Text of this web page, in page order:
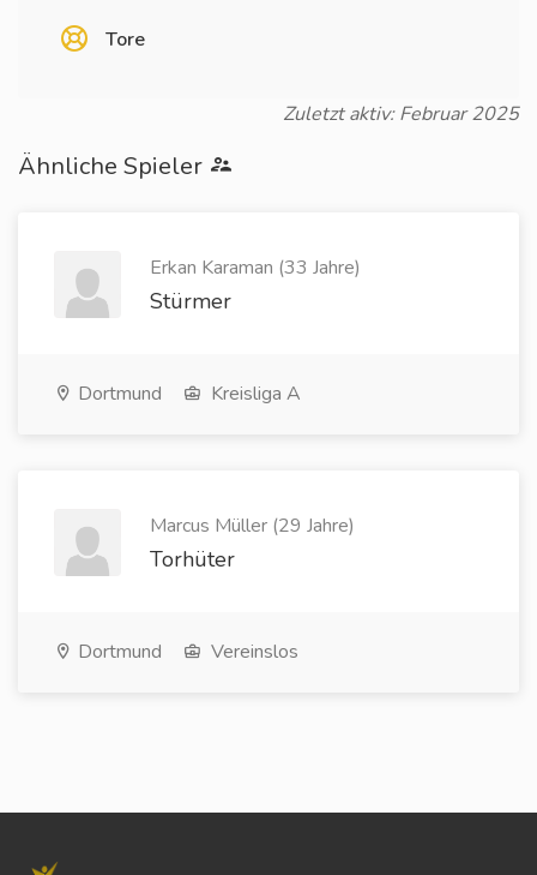
Tore
Zuletzt aktiv: Februar 2025
Ähnliche Spieler
Erkan Karaman (33 Jahre)
Stürmer
Dortmund Kreisliga A
Marcus Müller (29 Jahre)
Torhüter
Dortmund Vereinslos